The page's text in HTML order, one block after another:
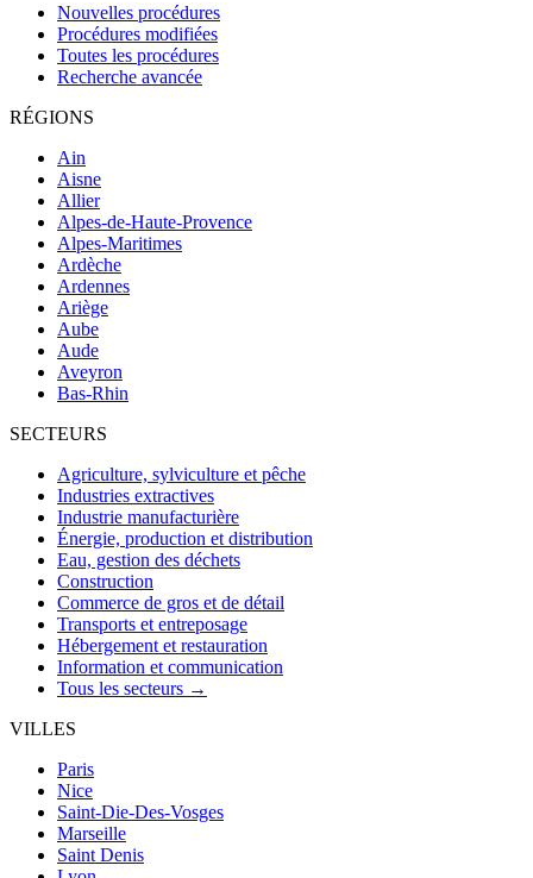
Nouvelles procédures
Procédures modifiées
Toutes les procédures
Recherche avancée
RÉGIONS
Ain
Aisne
Allier
Alpes-de-Haute-Provence
Alpes-Maritimes
Ardèche
Ardennes
Ariège
Aube
Aude
Aveyron
Bas-Rhin
SECTEURS
Agriculture, sylviculture et pêche
Industries extractives
Industrie manufacturière
Énergie, production et distribution
Eau, gestion des déchets
Construction
Commerce de gros et de détail
Transports et entreposage
Hébergement et restauration
Information et communication
Tous les secteurs →
VILLES
Paris
Nice
Saint-Die-Des-Vosges
Marseille
Saint Denis